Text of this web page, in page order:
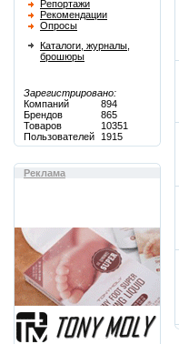
Репортажи
Рекомендации
Опросы
Каталоги, журналы,
брошюры
Зарегистрировано:
Компаний
894
Брендов
865
Товаров
10351
Пользователей
1915
Реклама